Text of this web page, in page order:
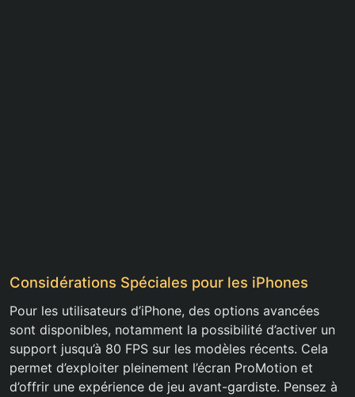
Considérations Spéciales pour les iPhones
Pour les utilisateurs d’iPhone, des options avancées
sont disponibles, notamment la possibilité d’activer un
support jusqu’à 80 FPS sur les modèles récents. Cela
permet d’exploiter pleinement l’écran ProMotion et
d’offrir une expérience de jeu avant-gardiste. Pensez à